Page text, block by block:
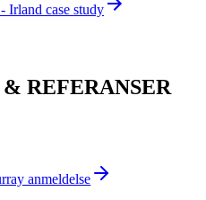
Irland case study
REFERANSER
anmeldelse